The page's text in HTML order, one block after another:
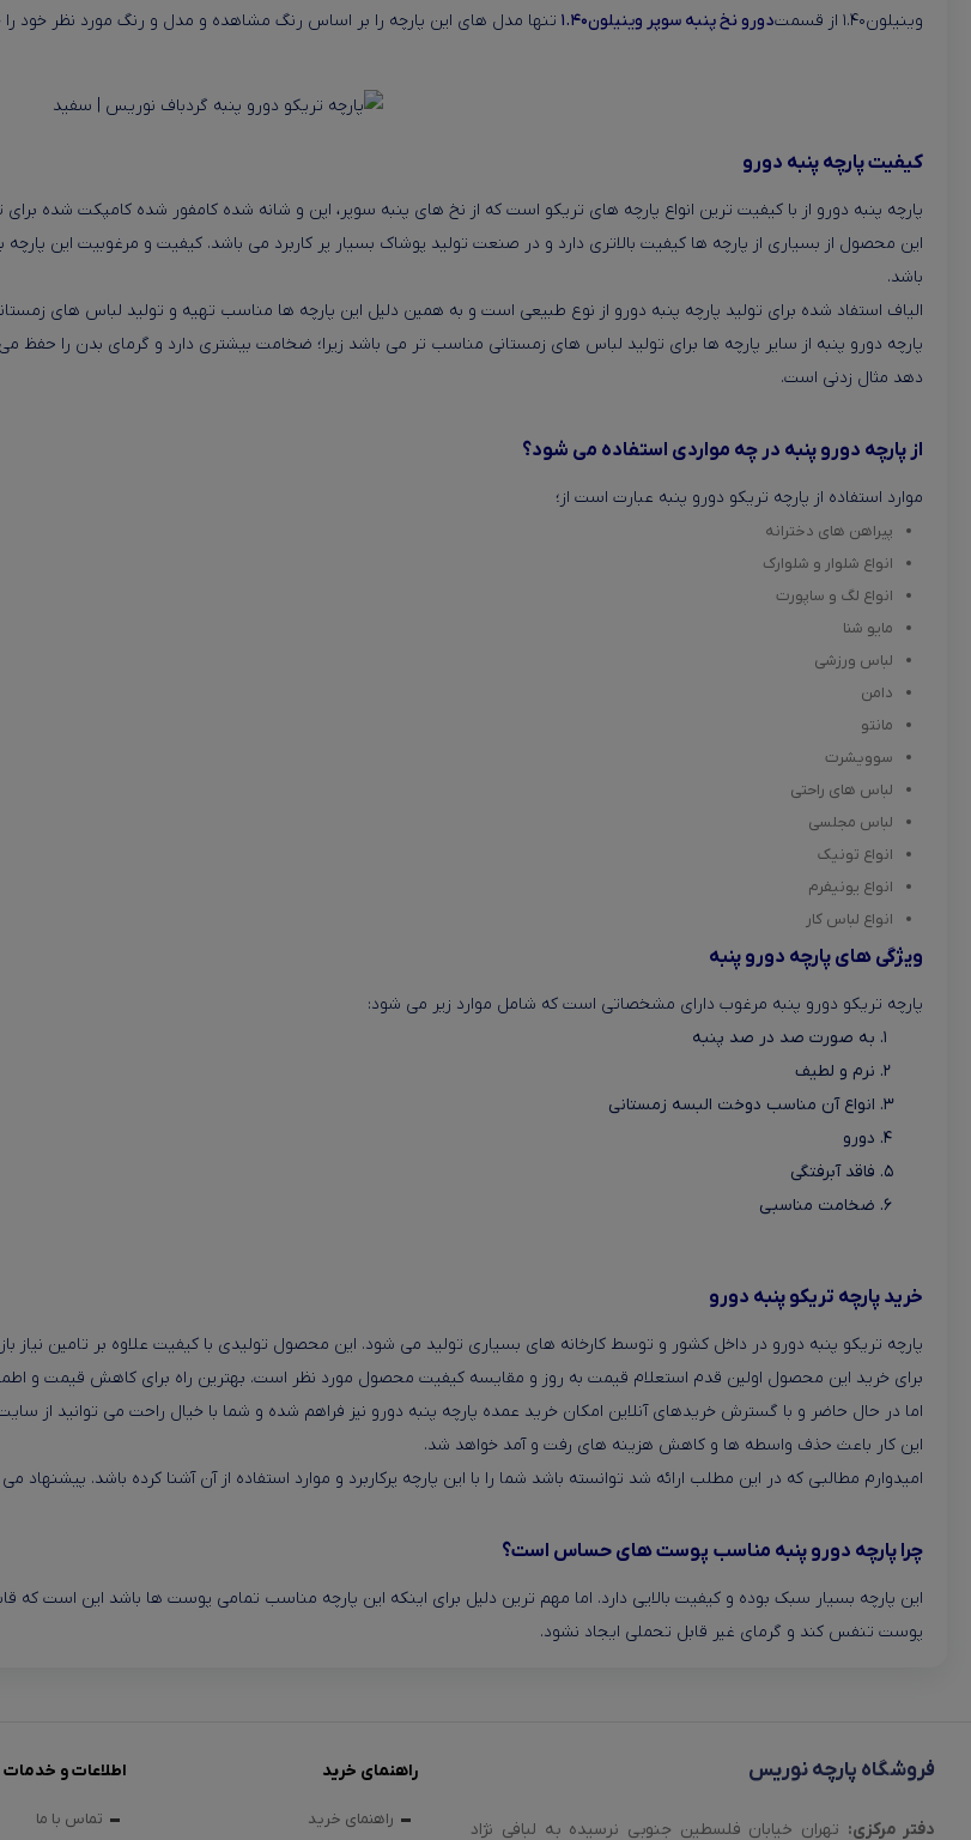
وینیلون۱.۴۰ از قسمت
دورو نخ پنبه سوپر وینیلون۱.۴۰ تنها مدل های این پارچه را بر اساس رنگ مشاهده و مدل و رنگ مورد نظر خود را
کیفیت پارچه پنبه دورو
پارچه پنبه دورو از با کیفیت ترین انواع پارچه های تریکو است که از نخ های پنبه سوپر، اپن و شانه شده کامفور شده کامپکت شده
این محصول از بسیاری از پارچه ها کیفیت بالاتری دارد و در صنعت تولید پوشاک بسیار پر کاربرد می باشد. کیفیت و مرغوبیت این
باشد.
الیاف استفاد شده برای تولید پارچه پنبه دورو از نوع طبیعی است و به همین دلیل این پارچه ها مناسب تهیه و تولید لباس های
پارچه دورو پنبه از سایر پارچه ها برای تولید لباس های زمستانی مناسب تر می باشد زیرا؛ ضخامت بیشتری دارد و گرمای بدن را حفظ
دهد مثال زدنی است.
از پارچه دورو پنبه در چه مواردی استفاده می شود؟
موارد استفاده از پارچه تریکو دورو پنبه عبارت است از؛
پیراهن های دخترانه
انواع شلوار و شلوارک
انواع لگ و ساپورت
مایو شنا
لباس ورزشی
دامن
مانتو
سوویشرت
لباس های راحتی
لباس مجلسی
انواع تونیک
انواع یونیفرم
انواع لباس کار
ویژگی های پارچه دورو پنبه
پارچه تریکو دورو پنبه مرغوب دارای مشخصاتی است که شامل موارد زیر می شود:
به صورت صد در صد پنبه
نرم و لطیف
انواع آن مناسب دوخت البسه زمستانی
دورو
فاقد آبرفتگی
ضخامت مناسبی
خرید پارچه تریکو پنبه دورو
پارچه تریکو پنبه دورو در داخل کشور و توسط کارخانه های بسیاری تولید می شود. این محصول تولیدی با کیفیت علاوه بر تامین نیاز
برای خرید این محصول اولین قدم استعلام قیمت به روز و مقایسه کیفیت محصول مورد نظر است. بهترین راه برای کاهش قیمت و
اما در حال حاضر و با گسترش خریدهای آنلاین امکان خرید عمده پارچه پنبه دورو نیز فراهم شده و شما با خیال راحت می توانید
این کار باعث حذف واسطه ها و کاهش هزینه های رفت و آمد خواهد شد.
امیدوارم مطالبی که در این مطلب ارائه شد توانسته باشد شما را با این پارچه پرکاربرد و موارد استفاده از آن آشنا کرده باشد. پیشنهاد
چرا پارچه دورو پنبه مناسب پوست های حساس است؟
این پارچه بسیار سبک بوده و کیفیت بالایی دارد. اما مهم ترین دلیل برای اینکه این پارچه مناسب تمامی پوست ها باشد این
پوست تنفس کند و گرمای غیر قابل تحملی ایجاد نشود.
فروشگاه پارچه نوریس
دفتر مرکزی: تهران خیابان فلسطین جنوبی نرسیده به لبافی نژاد
راهنمای خرید
راهنمای خرید
اطلاعات و خدمات
تماس با ما